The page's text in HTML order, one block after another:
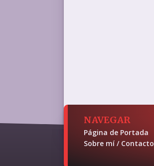
NAVEGAR
Página de Portada
Sobre mí / Contacto